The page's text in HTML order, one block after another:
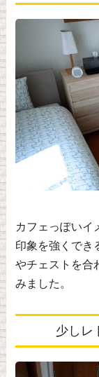
カフェっぽいイ
印象を強くでき
やチェストを合
みました。
少しレ